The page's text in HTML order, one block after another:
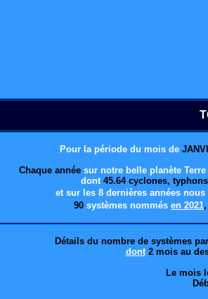
Pour la période du mois de
Chaque année sur notre belle planète
dont 45.64 cyclones,
et sur les 8 dernières années
90 systèmes nommés en 2021
Détails du nombre de systèmes
dont 2 mois au
Le mois